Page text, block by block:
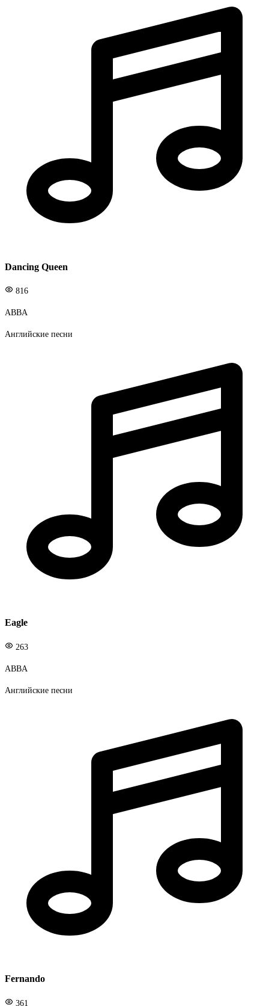
Dancing Queen
816
ABBA
Английские песни
Eagle
263
ABBA
Английские песни
Fernando
361